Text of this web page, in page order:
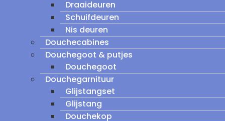
Draaideuren
Schuifdeuren
Nis deuren
Douchecabines
Douchegoot & putjes
Douchegoot
Douchegarnituur
Glijstangset
Glijstang
Douchekop